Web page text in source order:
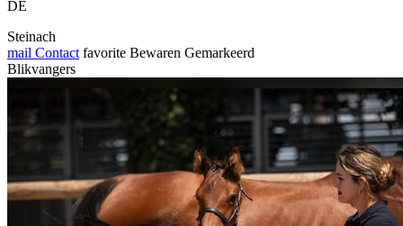
DE
Steinach
mail Contact favorite Bewaren Gemarkeerd
Blikvangers